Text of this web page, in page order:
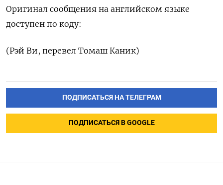
Оригинал сообщения на английском языке
доступен по коду:
(Рэй Ви, перевел Томаш Каник)
ПОДПИСАТЬСЯ НА ТЕЛЕГРАМ
ПОДПИСАТЬСЯ В GOOGLE